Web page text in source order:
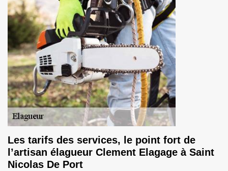
Les tarifs des services, le point fort de
l’artisan élagueur Clement Elagage à Saint
Nicolas De Port